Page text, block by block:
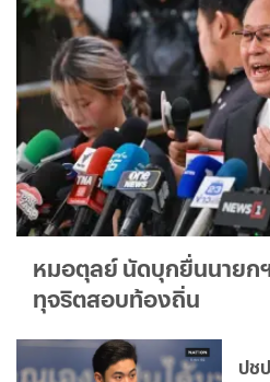
หมอตุลย์ นัดบุกยื่นนายก
ทุจริตสอบท้องถิ่น
ปช